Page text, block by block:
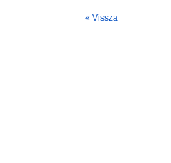
« Vissza